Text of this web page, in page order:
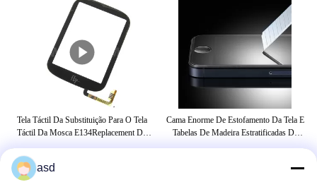
Tela Táctil Da Substituição Para O Tela
Táctil Da Mosca E134Replacement Do
E134Replacemen Do Conjunto Da Mosca
Cama Enorme De Estofamento Da Tela E
Tabelas De Madeira Estratificadas Da
asd